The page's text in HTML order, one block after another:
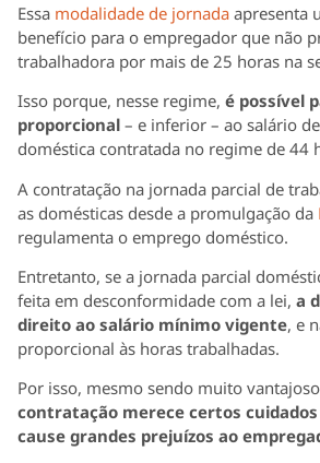
Essa modalidade de jornada apresenta
benefício para o empregador que não
trabalhadora por mais de 25 horas na
Isso porque, nesse regime, é possível
proporcional – e inferior – ao salário
doméstica contratada no regime de 44
A contratação na jornada parcial de
as domésticas desde a promulgação da
regulamenta o emprego doméstico.
Entretanto, se a jornada parcial
feita em desconformidade com a lei, a
direito ao salário mínimo vigente, e
proporcional às horas trabalhadas.
Por isso, mesmo sendo muito
contratação merece certos
cause grandes prejuízos ao